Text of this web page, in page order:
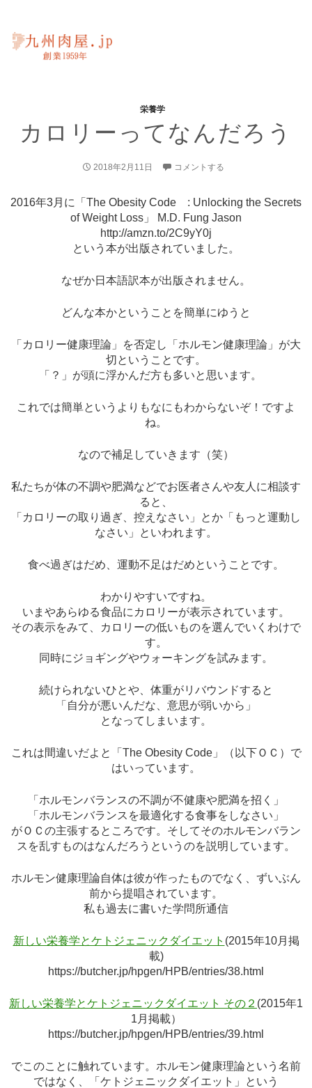
栄養学
カロリーってなんだろう
2018年2月11日 コメントする
2016年3月に「The Obesity Code : Unlocking the Secrets
of Weight Loss」 M.D. Fung Jason
http://amzn.to/2C9yY0j
という本が出版されていました。
なぜか日本語訳本が出版されません。
どんな本かということを簡単にゆうと
「カロリー健康理論」を否定し「ホルモン健康理論」が大
切ということです。
「？」が頭に浮かんだ方も多いと思います。
これでは簡単というよりもなにもわからないぞ！ですよ
ね。
なので補足していきます（笑）
私たちが体の不調や肥満などでお医者さんや友人に相談す
ると、
「カロリーの取り過ぎ、控えなさい」とか「もっと運動し
なさい」といわれます。
食べ過ぎはだめ、運動不足はだめということです。
わかりやすいですね。
いまやあらゆる食品にカロリーが表示されています。
その表示をみて、カロリーの低いものを選んでいくわけで
す。
同時にジョギングやウォーキングを試みます。
続けられないひとや、体重がリバウンドすると
「自分が悪いんだな、意思が弱いから」
となってしまいます。
これは間違いだよと「The Obesity Code」（以下ＯＣ）で
はいっています。
「ホルモンバランスの不調が不健康や肥満を招く」
「ホルモンバランスを最適化する食事をしなさい」
がＯＣの主張するところです。そしてそのホルモンバラン
スを乱すものはなんだろうというのを説明しています。
ホルモン健康理論自体は彼が作ったものでなく、ずいぶん
前から提唱されています。
私も過去に書いた学問所通信
新しい栄養学とケトジェニックダイエット (2015年10月掲
載)
https://butcher.jp/hpgen/HPB/entries/38.html
新しい栄養学とケトジェニックダイエット その２ (2015年1
1月掲載）
https://butcher.jp/hpgen/HPB/entries/39.html
でこのことに触れています。ホルモン健康理論という名前
ではなく、「ケトジェニックダイエット」という